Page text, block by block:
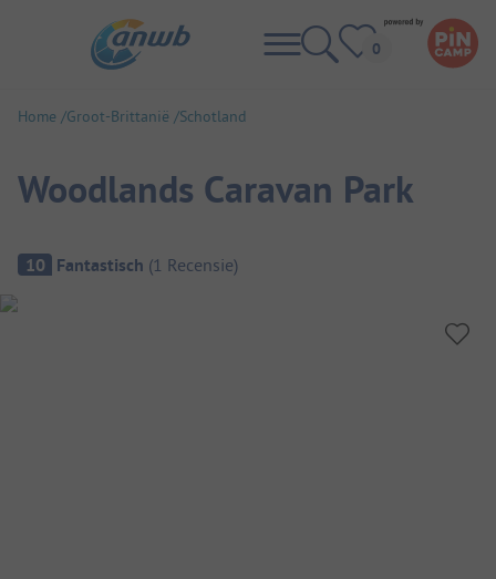
Home Groot-Brittanië Schotland
Woodlands Caravan Park
Camping overzicht
10 Fantastisch (1 Recensie)